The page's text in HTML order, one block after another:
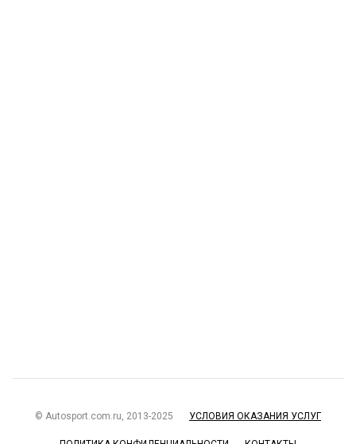
© Autosport.com.ru, 2013-2025 УСЛОВИЯ ОКАЗАНИЯ УСЛУГ